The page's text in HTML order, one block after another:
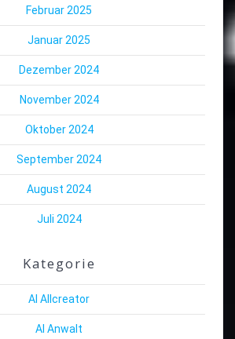
Februar 2025
Januar 2025
Dezember 2024
November 2024
Oktober 2024
September 2024
August 2024
Juli 2024
Kategorie
AI Allcreator
AI Anwalt